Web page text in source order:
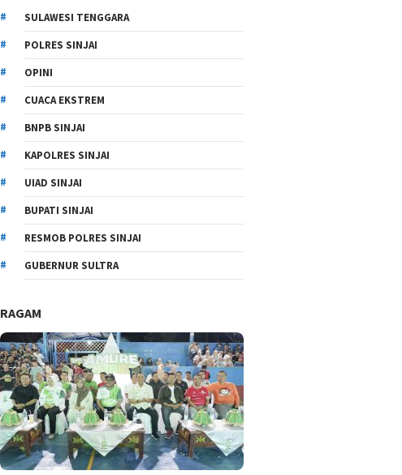
SULAWESI TENGGARA
POLRES SINJAI
OPINI
CUACA EKSTREM
BNPB SINJAI
KAPOLRES SINJAI
UIAD SINJAI
BUPATI SINJAI
RESMOB POLRES SINJAI
GUBERNUR SULTRA
RAGAM